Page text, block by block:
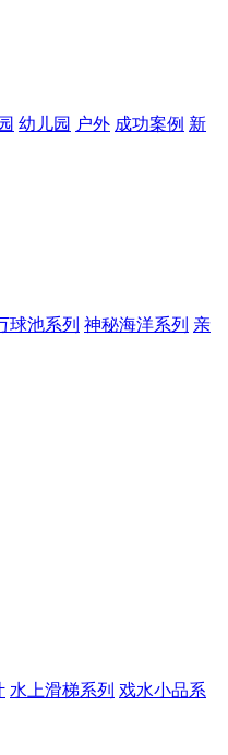
幼儿园 户外 成功案例 新
球池系列 神秘海洋系列 亲
水上滑梯系列 戏水小品系